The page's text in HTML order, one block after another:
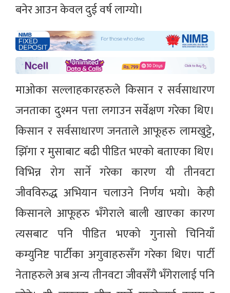
बनेर आउन केवल दुई वर्ष लाग्यो।
माओका सल्लाहकारहरुले किसान र सर्वसाधारण
जनताका दुश्मन पत्ता लगाउन सर्वेक्षण गरेका थिए।
किसान र सर्वसाधारण जनताले आफूहरु लामखुट्टे,
झिँगा र मुसाबाट बढी पीडित भएको बताएका थिए।
विभिन्न रोग सार्ने गरेका कारण यी तीनवटा
जीवविरुद्ध अभियान चलाउने निर्णय भयो। केही
किसानले आफूहरु भँगेराले बाली खाएका कारण
त्यसबाट पनि पीडित भएको गुनासो चिनियाँ
कम्युनिष्ट पार्टीका अगुवाहरुसँग गरेका थिए। पार्टी
नेताहरुले अब अन्य तीनवटा जीवसँगै भँगेरालाई पनि